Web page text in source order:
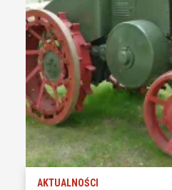
AKTUALNOŚCI